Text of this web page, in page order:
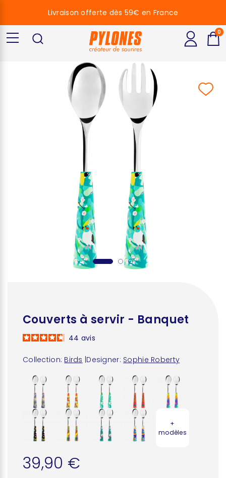
Couverts à servir - Banquet
Collection: Birds Designer: Sophie Roberty
44 avis
+
modèles
39,90 €
Livraison offerte dès 59€ en France
0